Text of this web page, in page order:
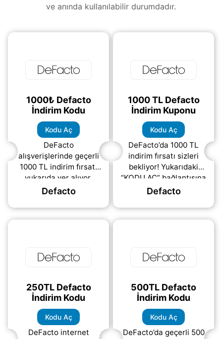
ve anında kullanılabilir durumdadır.
1000₺ Defacto
İndirim Kodu
Kodu Aç
DeFacto
alışverişlerinde geçerli
1000 TL indirim fırsatı
yukarıda yer alıyor.
DeFacto indirim
görüntülemek için kodu
aç bağlantısına
Defacto
1000 TL Defacto
İndirim Kuponu
Kodu Aç
DeFacto’da 1000 TL
indirim fırsatı sizleri
bekliyor! Yukarıdaki
“KODU AÇ” bağlantısına
tıklayarak kuponu
aşamasında kullanın.
DeFacto(daha&helliip;)
Defacto
250TL Defacto
İndirim Kodu
Kodu Aç
DeFacto internet
500TL Defacto
İndirim Kodu
Kodu Aç
DeFacto’da geçerli 500